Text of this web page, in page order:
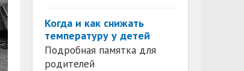
Когда и как снижать
температуру у детей
Подробная памятка для
родителей